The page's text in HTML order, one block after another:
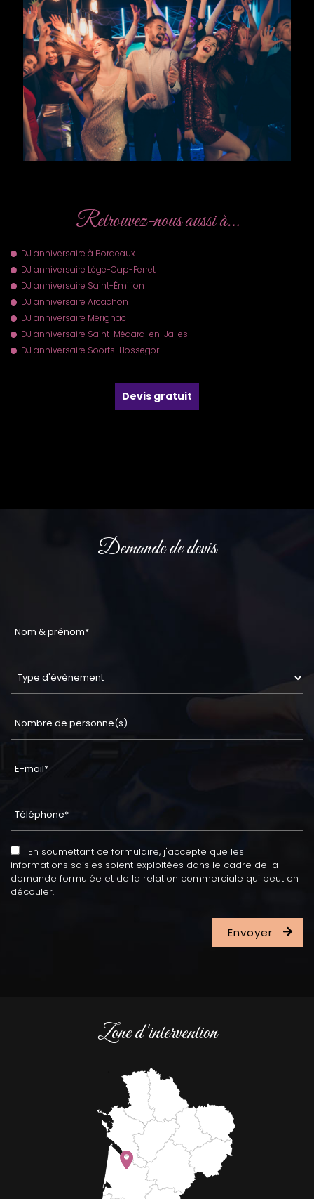
Retrouvez-nous aussi à…
DJ anniversaire à Bordeaux
DJ anniversaire Lège-Cap-Ferret
DJ anniversaire Saint-Émilion
DJ anniversaire Arcachon
DJ anniversaire Mérignac
DJ anniversaire Saint-Médard-en-Jalles
DJ anniversaire Soorts-Hossegor
Devis gratuit
Zone d'intervention
Demande de devis
En soumettant ce formulaire, j'accepte que les
informations saisies soient exploitées dans le cadre de la
demande formulée et de la relation commerciale qui peut en
découler.